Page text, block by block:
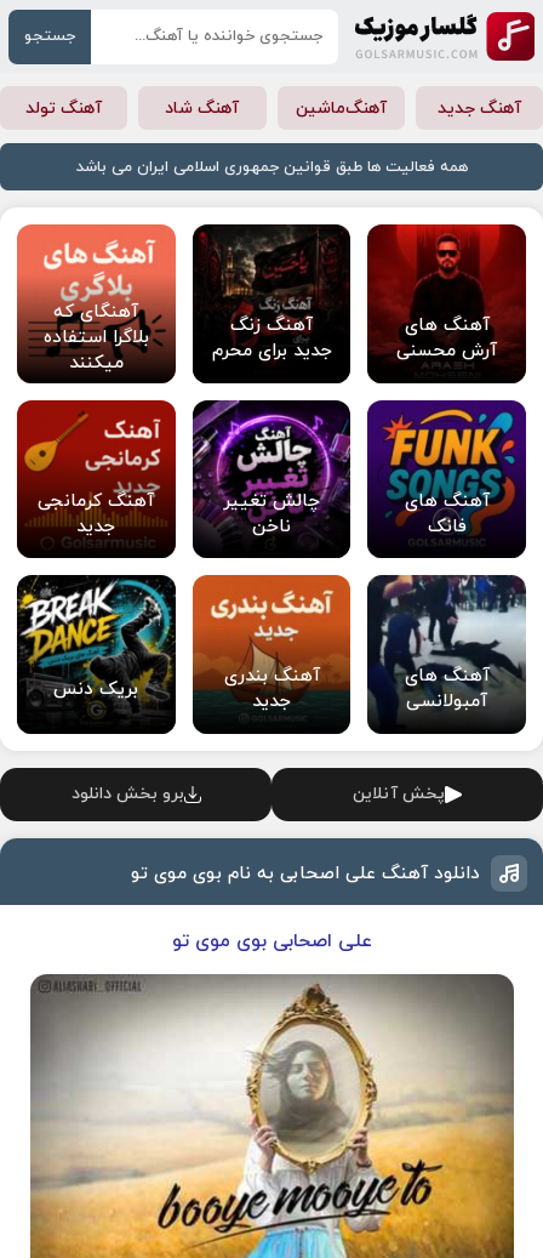
جستجو
آهنگ جدید آهنگ‌ماشین آهنگ شاد آهنگ تولد
همه فعالیت ها طبق قوانین جمهوری اسلامی ایران می باشد
آهنگ های
آرش محسنی
آهنگ زنگ
جدید برای محرم
آهنگای که
بلاگرا استفاده
میکنند
آهنگ های
فانک
چالش تغییر
ناخن
آهنگ کرمانجی
جدید
آهنگ های
آمبولانسی
آهنگ بندری
جدید
بریک دنس
پخش آنلاین برو بخش دانلود
دانلود آهنگ علی اصحابی به نام بوی موی تو
علی اصحابی بوی موی تو